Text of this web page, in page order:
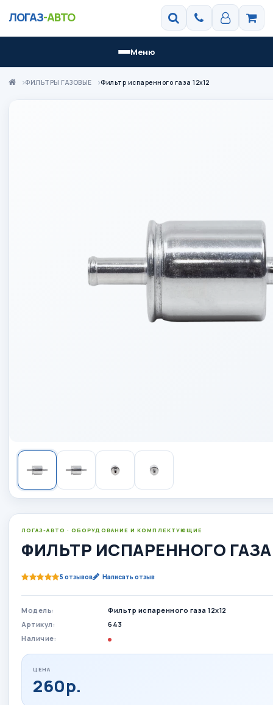
ЛОГАЗ-АВТО
Меню
ФИЛЬТРЫ ГАЗОВЫЕ Фильтр испаренного газа 12х12
ЛОГАЗ-АВТО · ОБОРУДОВАНИЕ И КОМПЛЕКТУЮЩИЕ
ФИЛЬТР ИСПАРЕННОГО ГАЗА
5 отзывов Написать отзыв
Модель:
Фильтр испаренного газа 12х12
Артикул:
643
Наличие:
ЦЕНА
260р.